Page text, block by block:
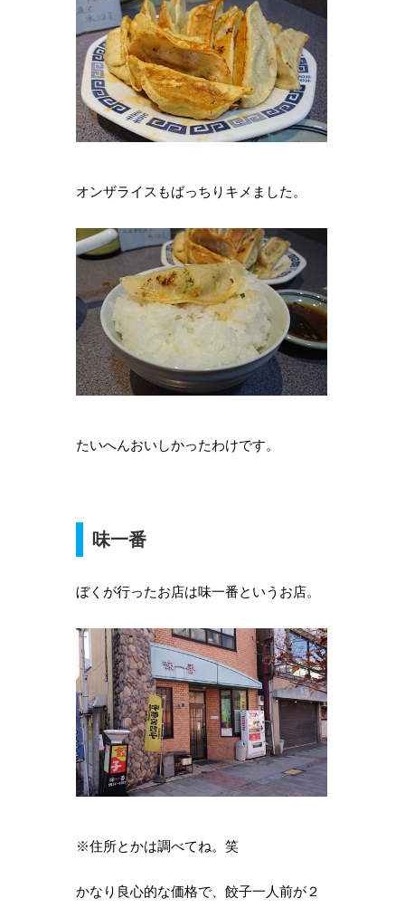
オンザライスもばっちりキメました。
たいへんおいしかったわけです。
味一番
ぼくが行ったお店は味一番というお店。
※住所とかは調べてね。笑
かなり良心的な価格で、餃子一人前が２